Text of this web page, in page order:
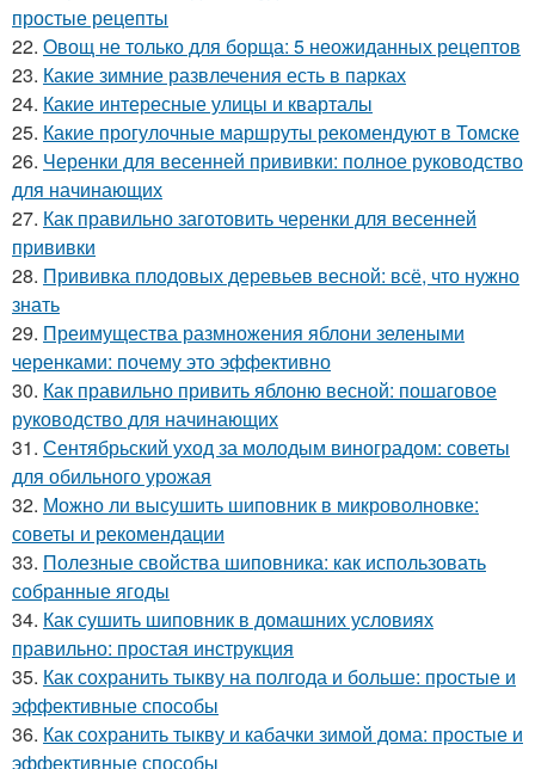
простые рецепты
22. Овощ не только для борща: 5 неожиданных рецептов
23. Какие зимние развлечения есть в парках
24. Какие интересные улицы и кварталы
25. Какие прогулочные маршруты рекомендуют в Томске
26. Черенки для весенней прививки: полное руководство
для начинающих
27. Как правильно заготовить черенки для весенней
прививки
28. Прививка плодовых деревьев весной: всё, что нужно
знать
29. Преимущества размножения яблони зелеными
черенками: почему это эффективно
30. Как правильно привить яблоню весной: пошаговое
руководство для начинающих
31. Сентябрьский уход за молодым виноградом: советы
для обильного урожая
32. Можно ли высушить шиповник в микроволновке:
советы и рекомендации
33. Полезные свойства шиповника: как использовать
собранные ягоды
34. Как сушить шиповник в домашних условиях
правильно: простая инструкция
35. Как сохранить тыкву на полгода и больше: простые и
эффективные способы
36. Как сохранить тыкву и кабачки зимой дома: простые и
эффективные способы